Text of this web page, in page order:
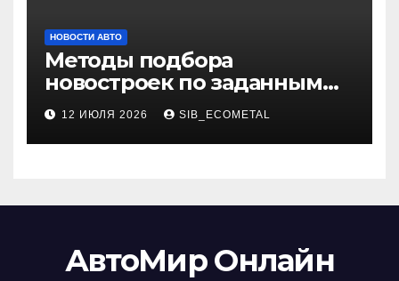
НОВОСТИ АВТО
Методы подбора
новостроек по заданным
критериям
12 ИЮЛЯ 2026 SIB_ECOMETAL
АвтоМир Онлайн